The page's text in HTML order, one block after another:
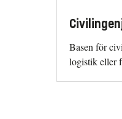
Basen för
logistik eller